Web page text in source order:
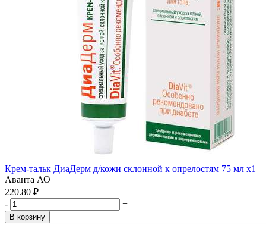
Крем-тальк ДиаДерм д/кожи склонной к опрелостям 75 мл x1
Аванта АО
220.80 ₽
-
+
В корзину